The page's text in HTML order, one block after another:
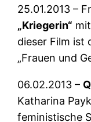
25.01.2013 –
„Kriegerin“
dieser Film ist
„Frauen und
06.02.2013 –
Katharina
feministische